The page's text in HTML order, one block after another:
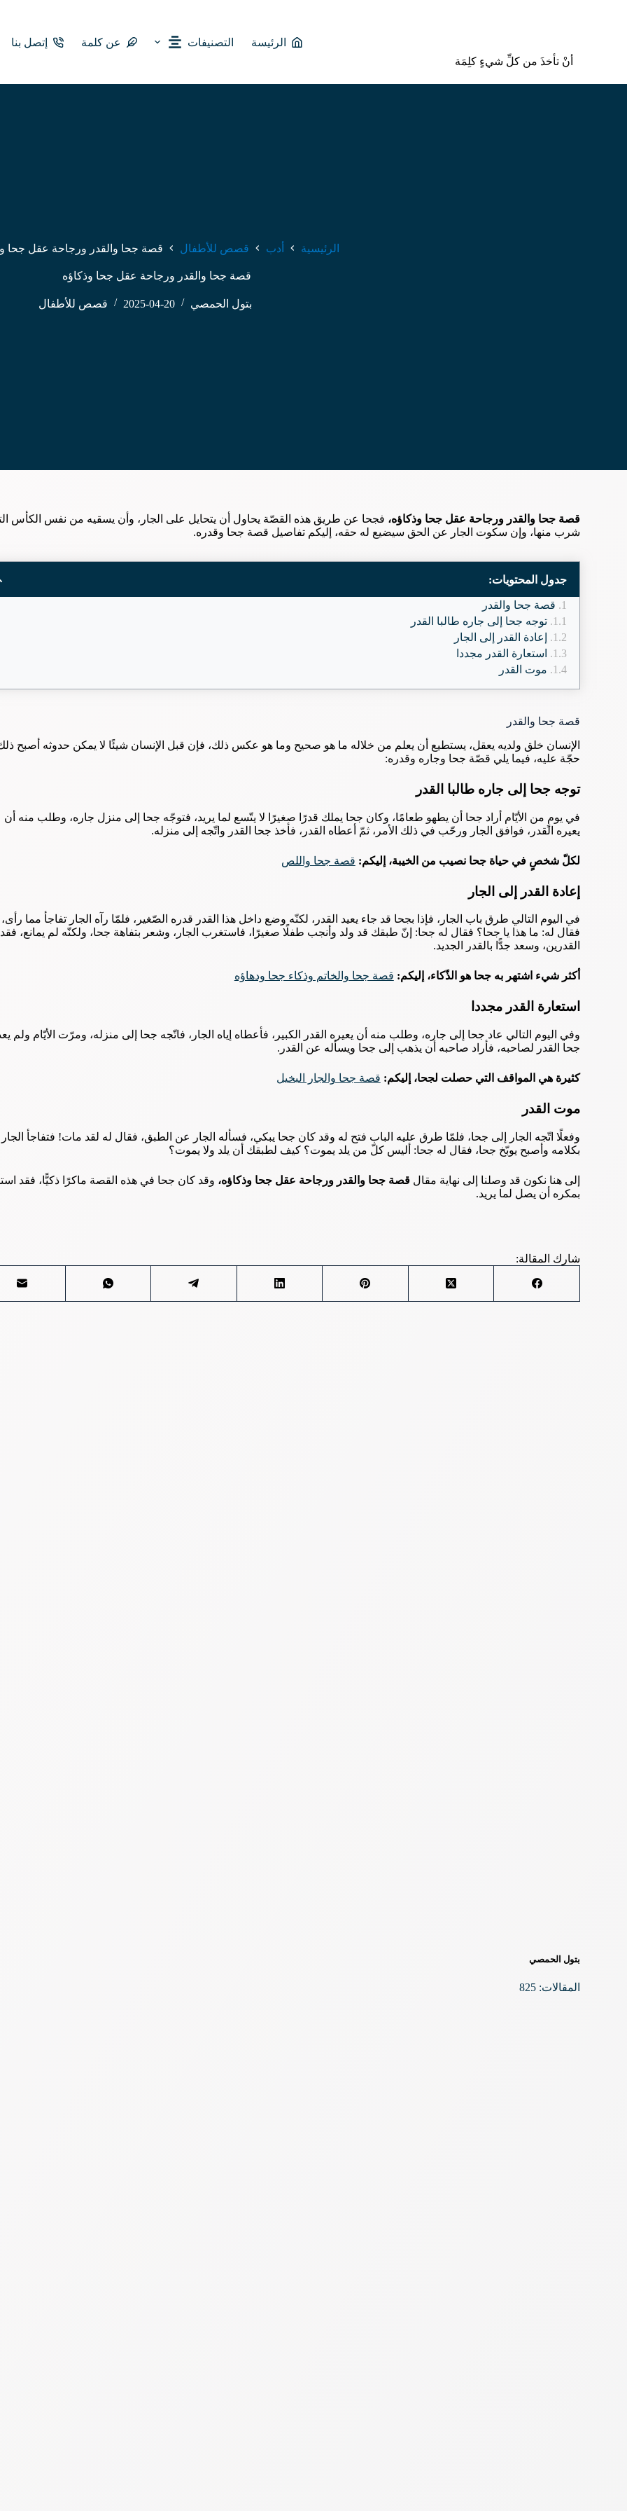
أنْ تأخذَ من كلِّ شيءٍ كلِمَة
الرئيسة التصنيفات عن كلمة إتصل بنا
الرئيسية أدب قصص للأطفال قصة جحا والقدر ورجاحة عقل جحا
قصة جحا والقدر ورجاحة عقل جحا وذكاؤه
بتول الحمصي 2025-04-20 قصص للأطفال
قصة جحا والقدر ورجاحة عقل جحا وذكاؤه، فجحا عن طريق هذه القصّة يحاول أن يتحايل على الجار، وأن يسقيه من نفس الكأس
شرب منها، وإن سكوت الجار عن الحق سيضيع له حقه، إليكم تفاصيل قصة جحا وقدره.
جدول المحتويات:
قصة جحا والقدر
توجه جحا إلى جاره طالبا القدر
إعادة القدر إلى الجار
استعارة القدر مجددا
موت القدر
قصة جحا والقدر
الإنسان خلق ولديه يعقل، يستطيع أن يعلم من خلاله ما هو صحيح وما هو عكس ذلك، فإن قبل الإنسان شيئًا لا يمكن حدوثه أصبح
حجّة عليه، فيما يلي قصّة جحا وجاره وقدره:
توجه جحا إلى جاره طالبا القدر
في يومٍ من الأيّام أراد جحا أن يطهو طعامًا، وكان جحا يملك قدرًا صغيرًا لا يتّسع لما يريد، فتوجّه جحا إلى منزل جاره، وطلب منه أن
يعيره القدر، فوافق الجار ورحّب في ذلك الأمر، ثمّ أعطاه القدر، فأخذ جحا القدر واتّجه إلى منزله.
لكلّ شخصٍ في حياة جحا نصيب من الخيبة، إليكم: قصة جحا واللص
إعادة القدر إلى الجار
في اليوم التالي طرق باب الجار، فإذا بجحا قد جاء يعيد القدر، لكنّه وضع داخل هذا القدر قدره الصّغير، فلمّا رآه الجار تفاجأ مما رأى،
فقال له: ما هذا يا جحا؟ فقال له جحا: إنّ طبقك قد ولد وأنجب طفلًا صغيرًا، فاستغرب الجار، وشعر بتفاهة جحا، ولكنّه لم يمانع،
القدرين، وسعد جدًّا بالقدر الجديد.
أكثر شيء اشتهر به جحا هو الذّكاء، إليكم: قصة جحا والخاتم وذكاء جحا ودهاؤه
استعارة القدر مجددا
وفي اليوم التالي عاد جحا إلى جاره، وطلب منه أن يعيره القدر الكبير، فأعطاه إياه الجار، فاتّجه جحا إلى منزله، ومرّت الأيّام ولم
جحا القدر لصاحبه، فأراد صاحبه أن يذهب إلى جحا ويسأله عن القدر.
كثيرة هي المواقف التي حصلت لجحا، إليكم: قصة جحا والجار البخيل
موت القدر
وفعلًا اتّجه الجار إلى جحا، فلمّا طرق عليه الباب فتح له وقد كان جحا يبكي، فسأله الجار عن الطبق، فقال له لقد مات! فتفاجأ الجار
بكلامه وأصبح يوبّخ جحا، فقال له جحا: أليس كلّ من يلد يموت؟ كيف لطبقك أن يلد ولا يموت؟
إلى هنا نكون قد وصلنا إلى نهاية مقال قصة جحا والقدر ورجاحة عقل جحا وذكاؤه، وقد كان جحا في هذه القصة ماكرًا ذكيًّا، فقد
بمكره أن يصل لما يريد.
شارك المقالة:
بتول الحمصي
المقالات: 825